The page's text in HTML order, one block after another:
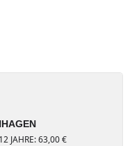
JAHRE: 63,00 €